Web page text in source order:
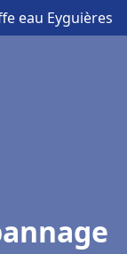
eau Eyguières